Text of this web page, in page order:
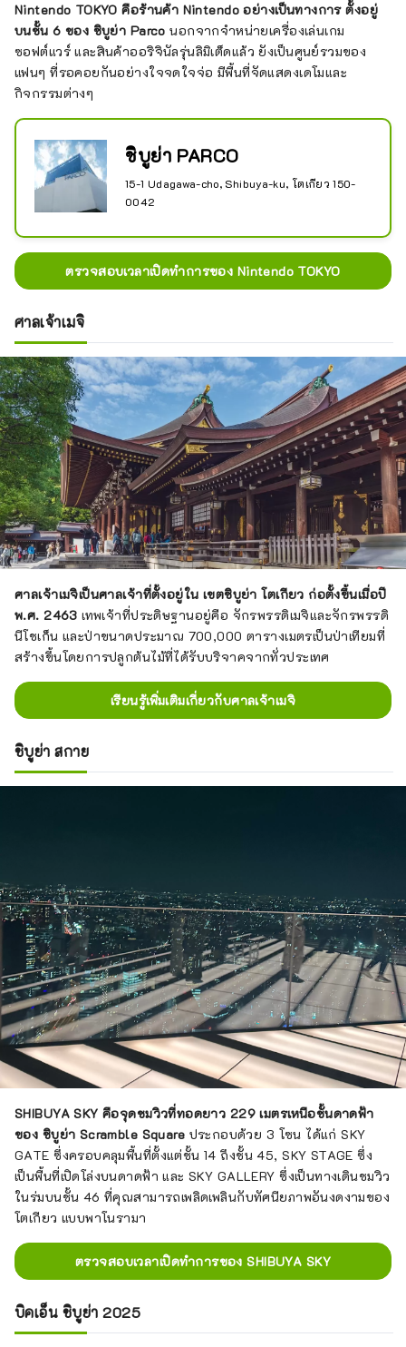
Nintendo TOKYO คือร้านค้า Nintendo อย่างเป็นทางการ ตั้งอยู่
บนชั้น 6 ของ ชิบูย่า Parco นอกจากจำหน่ายเครื่องเล่นเกม
ซอฟต์แวร์ และสินค้าออริจินัลรุ่นลิมิเต็ดแล้ว ยังเป็นศูนย์รวมของ
แฟนๆ ที่รอคอยกันอย่างใจจดใจจ่อ มีพื้นที่จัดแสดงเดโมและ
กิจกรรมต่างๆ
ชิบูย่า PARCO
15-1 Udagawa-cho, Shibuya-ku, โตเกียว 150-
0042
ตรวจสอบเวลาเปิดทำการของ Nintendo TOKYO
ศาลเจ้าเมจิ
ศาลเจ้าเมจิเป็นศาลเจ้าที่ตั้งอยู่ใน เขตชิบูย่า โตเกียว ก่อตั้งขึ้นเมื่อปี
พ.ศ. 2463 เทพเจ้าที่ประดิษฐานอยู่คือ จักรพรรดิเมจิและจักรพรรดิ
นีโชเก็น และป่าขนาดประมาณ 700,000 ตารางเมตรเป็นป่าเทียมที่
สร้างขึ้นโดยการปลูกต้นไม้ที่ได้รับบริจาคจากทั่วประเทศ
เรียนรู้เพิ่มเติมเกี่ยวกับศาลเจ้าเมจิ
ชิบูย่า สกาย
SHIBUYA SKY คือจุดชมวิวที่ทอดยาว 229 เมตรเหนือชั้นดาดฟ้า
ของ ชิบูย่า Scramble Square ประกอบด้วย 3 โซน ได้แก่ SKY
GATE ซึ่งครอบคลุมพื้นที่ตั้งแต่ชั้น 14 ถึงชั้น 45, SKY STAGE ซึ่ง
เป็นพื้นที่เปิดโล่งบนดาดฟ้า และ SKY GALLERY ซึ่งเป็นทางเดินชมวิว
ในร่มบนชั้น 46 ที่คุณสามารถเพลิดเพลินกับทัศนียภาพอันงดงามของ
โตเกียว แบบพาโนรามา
ตรวจสอบเวลาเปิดทำการของ SHIBUYA SKY
บิคเอ็น ชิบูย่า 2025